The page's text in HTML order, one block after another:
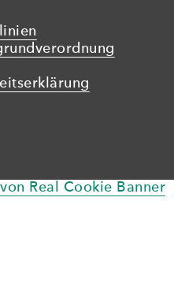
Real Cookie Banner